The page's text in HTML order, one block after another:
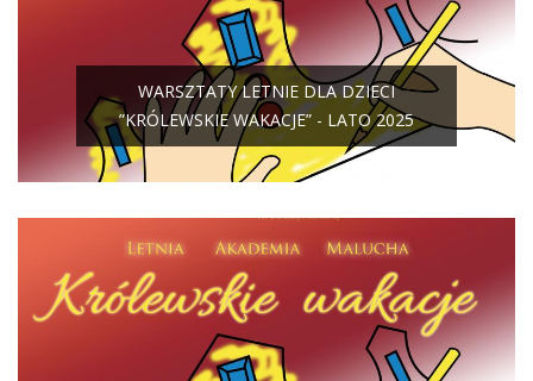
WARSZTATY LETNIE DLA DZIECI
”KRÓLEWSKIE WAKACJE” - LATO 2025